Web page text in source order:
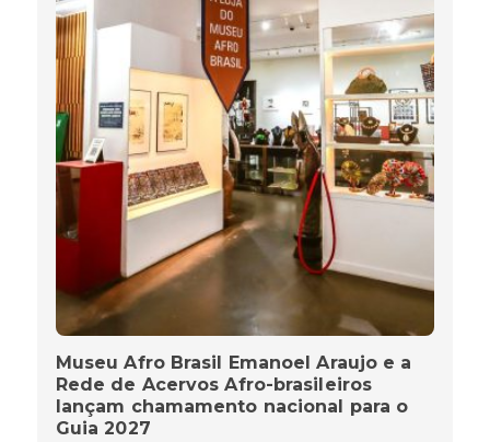
Museu Afro Brasil Emanoel Araujo e a
Rede de Acervos Afro-brasileiros
lançam chamamento nacional para o
Guia 2027